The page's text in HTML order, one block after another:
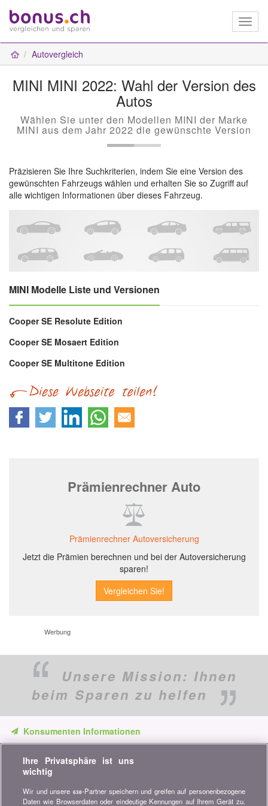
Autovergleich
MINI MINI 2022: Wahl der Version des
Autos
Wählen Sie unter den Modellen MINI der Marke
MINI aus dem Jahr 2022 die gewünschte Version
Präzisieren Sie Ihre Suchkriterien, indem Sie eine Version des
gewünschten Fahrzeugs wählen und erhalten Sie so Zugriff auf
alle wichtigen Informationen über dieses Fahrzeug.
MINI Modelle Liste und Versionen
Cooper SE Resolute Edition
Cooper SE Mosaert Edition
Cooper SE Multitone Edition
Prämienrechner Auto
Prämienrechner Autoversicherung
Jetzt die Prämien berechnen und bei der Autoversicherung
sparen!
Werbung
Unsere Mission: Ihnen
beim Sparen zu helfen
Konsumenten Informationen
unsere Vergleiche, Ratschläge und Tipps in den Bereichen
Versicherung, Finanzen, Konsumgüter und vieles mehr...
Newsletter bestellen
Ihre Privatsphäre ist uns
wichtig
Wir und unsere 638-Partner speichern und greifen auf personenbezogene
Daten wie Browserdaten oder eindeutige Kennungen auf Ihrem Gerät zu.